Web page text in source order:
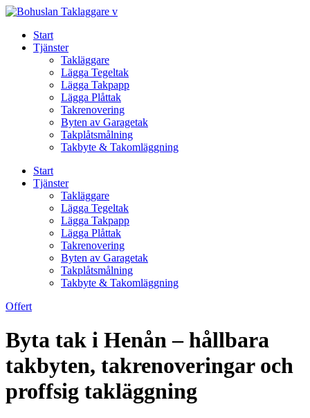
Skip
contentStart
Tjänster
Takläggare
Lägga Tegeltak
Lägga Takpapp
Lägga Plåttak
Takrenovering
Byten av Garagetak
Takplåtsmålning
Takbyte & Takomläggning
Start
Tjänster
Takläggare
Lägga Tegeltak
Lägga Takpapp
Lägga Plåttak
Takrenovering
Byten av Garagetak
Takplåtsmålning
Takbyte & Takomläggning
Offert
Byta tak i Henån – hållbara
takbyten, takrenoveringar och
proffsig takläggning